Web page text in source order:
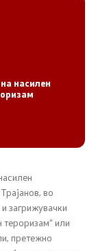
насилен
во
загрижувачки
тероризам“ или
претежно